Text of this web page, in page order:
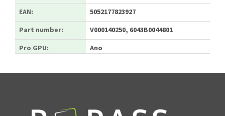
EAN:
5052177823927
Part number:
V000140250, 6043B0044801
Pro GPU: Ano